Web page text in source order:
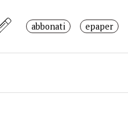
abbonati epaper